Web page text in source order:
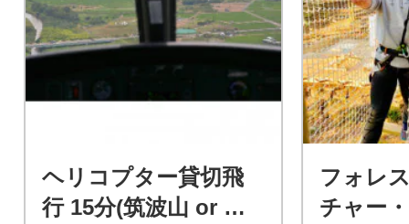
ヘリコプター貸切飛
行 15分(筑波山 or 学
フォレ
チャー